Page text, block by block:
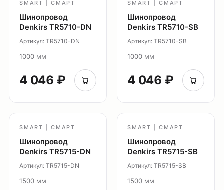
SMART | СМАРТ
Шинопровод
Denkirs TR5710-DN
Артикул: TR5710-DN
1000 мм
4 046 ₽
SMART | СМАРТ
Шинопровод
Denkirs TR5710-SB
Артикул: TR5710-SB
1000 мм
4 046 ₽
SMART | СМАРТ
Шинопровод
Denkirs TR5715-DN
Артикул: TR5715-DN
1500 мм
SMART | СМАРТ
Шинопровод
Denkirs TR5715-SB
Артикул: TR5715-SB
1500 мм
Подсветка ступеней
Управление освещением
Настенные светильники
Уличное освещение
Система Belty
Светильники Orbit